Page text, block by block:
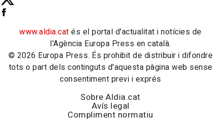
www.aldia.cat és el portal d'actualitat i notícies de
l'Agència Europa Press en català.
© 2026 Europa Press. És prohibit de distribuir i difondre
tots o part dels continguts d'aquesta pàgina web sense
consentiment previ i exprés
Sobre Aldia.cat
Avís legal
Compliment normatiu